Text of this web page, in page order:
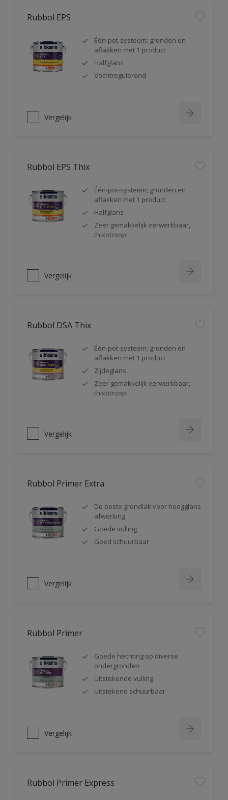
Rubbol EPS
Één-pot-systeem; gronden en
aflakken met 1 product
Halfglans
Vochtregulerend
Vergelijk
Rubbol EPS Thix
Één-pot-systeem; gronden en
aflakken met 1 product
Halfglans
Zeer gemakkelijk verwerkbaar,
thixotroop
Vergelijk
Rubbol DSA Thix
Één-pot-systeem; gronden en
aflakken met 1 product
Zijdeglans
Zeer gemakkelijk verwerkbaar,
thixotroop
Vergelijk
Rubbol Primer Extra
De beste grondlak voor hoogglans
afwerking
Goede vulling
Goed schuurbaar
Vergelijk
Rubbol Primer
Goede hechting op diverse
ondergronden
Uitstekende vulling
Uitstekend schuurbaar
Vergelijk
Rubbol Primer Express